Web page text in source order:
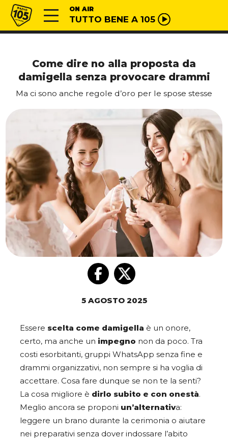
Vai al contenuto
Radio 105 ON AIR
TUTTO BENE A 105
Come dire no alla proposta da
damigella senza provocare drammi
Ma ci sono anche regole d’oro per le spose stesse
5 AGOSTO 2025
Essere scelta come damigella è un onore,
certo, ma anche un impegno non da poco. Tra
costi esorbitanti, gruppi WhatsApp senza fine e
drammi organizzativi, non sempre si ha voglia di
accettare. Cosa fare dunque se non te la senti?
La cosa migliore è dirlo subito e con onestà.
Meglio ancora se proponi un’alternativa:
leggere un brano durante la cerimonia o aiutare
nei preparativi senza dover indossare l’abito